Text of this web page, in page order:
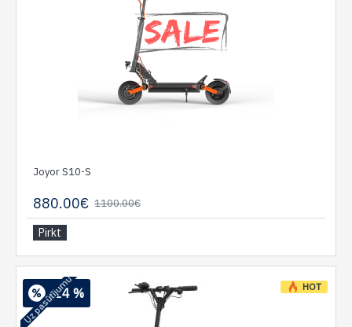
Joyor S10-S
880.00€ 1100.00€
Pirkt
HOT
-24 %
Uz pasūtījumu